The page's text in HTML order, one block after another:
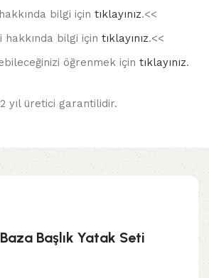
bilgi için tıklayınız.<<
bilgi için tıklayınız.<<
öğrenmek için tıklayınız.
yıl üretici garantilidir.
Başlık Yatak Seti